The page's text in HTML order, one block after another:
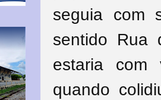
seguia com
sentido Rua
estaria com
quando